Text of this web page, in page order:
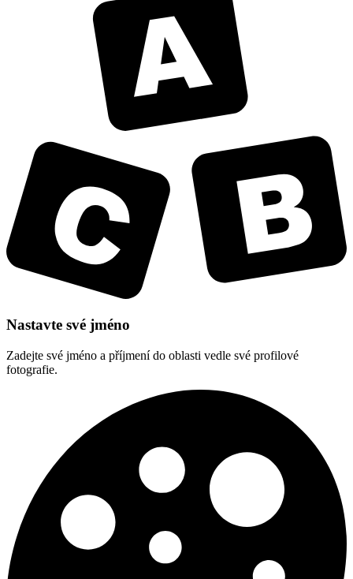
Nastavte své jméno
Zadejte své jméno a příjmení do oblasti vedle své profilové
fotografie.